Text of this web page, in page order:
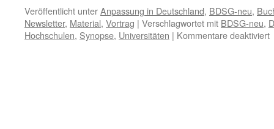
Veröffentlicht unterAnpassung in Deutschland, BDSG-neu,
Newsletter, Material, Vortrag | Verschlagwortet mit BDSG-neu,
Hochschulen, Synopse, Universitäten | Kommentare deaktiviert